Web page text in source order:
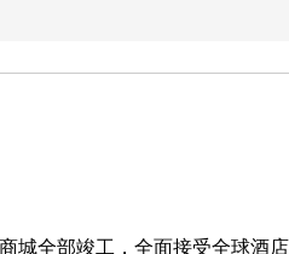
城全部竣工，全面接受全球酒